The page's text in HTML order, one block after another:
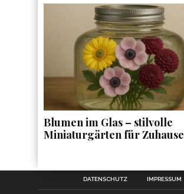
Blumen im Glas – stilvolle
Miniaturgärten für Zuhause
DATENSCHUTZ IMPRESSUM